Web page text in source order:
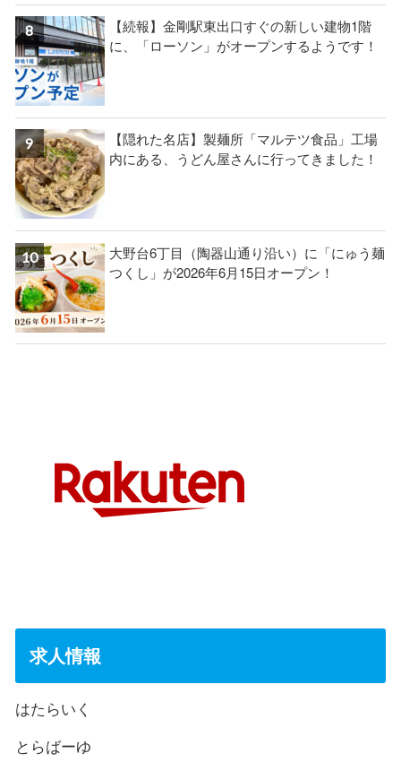
【続報】金剛駅東出口すぐの新しい建物1階
に、「ローソン」がオープンするようです！
【隠れた名店】製麺所「マルテツ食品」工場
内にある、うどん屋さんに行ってきました！
大野台6丁目（陶器山通り沿い）に「にゅう麺
つくし」が2026年6月15日オープン！
求人情報
はたらいく
とらばーゆ